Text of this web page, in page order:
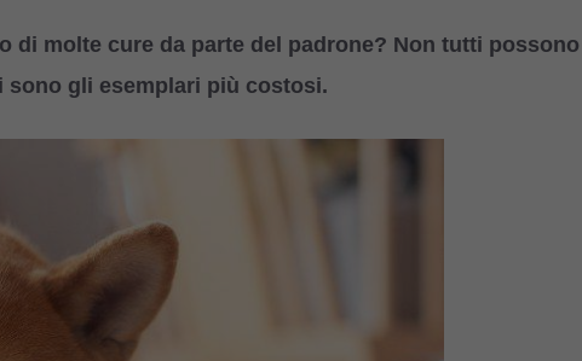
di molte cure da parte del padrone? Non tutti possono
sono gli esemplari più costosi.